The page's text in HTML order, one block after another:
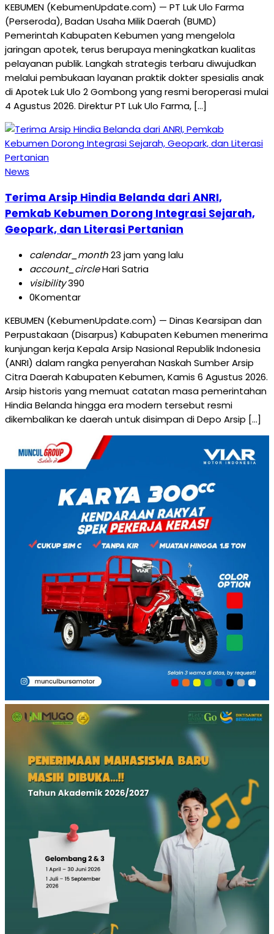
KEBUMEN (KebumenUpdate.com) — PT Luk Ulo Farma
(Perseroda), Badan Usaha Milik Daerah (BUMD)
Pemerintah Kabupaten Kebumen yang mengelola
jaringan apotek, terus berupaya meningkatkan kualitas
pelayanan publik. Langkah strategis terbaru diwujudkan
melalui pembukaan layanan praktik dokter spesialis anak
di Apotek Luk Ulo 2 Gombong yang resmi beroperasi mulai
4 Agustus 2026. Direktur PT Luk Ulo Farma, […]
News
Terima Arsip Hindia Belanda dari ANRI,
Pemkab Kebumen Dorong Integrasi Sejarah,
Geopark, dan Literasi Pertanian
calendar_month23 jam yang lalu
account_circleHari Satria
visibility390
0Komentar
KEBUMEN (KebumenUpdate.com) — Dinas Kearsipan dan
Perpustakaan (Disarpus) Kabupaten Kebumen menerima
kunjungan kerja Kepala Arsip Nasional Republik Indonesia
(ANRI) dalam rangka penyerahan Naskah Sumber Arsip
Citra Daerah Kabupaten Kebumen, Kamis 6 Agustus 2026.
Arsip historis yang memuat catatan masa pemerintahan
Hindia Belanda hingga era modern tersebut resmi
dikembalikan ke daerah untuk disimpan di Depo Arsip […]